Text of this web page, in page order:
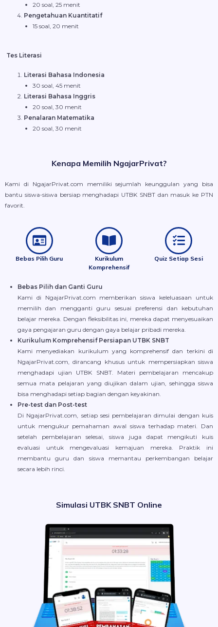
20 soal, 25 menit
Pengetahuan Kuantitatif
15 soal, 20 menit
Tes Literasi
Literasi Bahasa Indonesia
30 soal, 45 menit
Literasi Bahasa Inggris
20 soal, 30 menit
Penalaran Matematika
20 soal, 30 menit
Kenapa Memilih NgajarPrivat?
Kami di NgajarPrivat.com memiliki sejumlah keunggulan yang bisa
bantu siswa-siswa bersiap menghadapi UTBK SNBT dan masuk ke PTN
favorit.
Bebas Pilih Guru
Kurikulum
Komprehensif
Quiz Setiap Sesi
Bebas Pilih dan Ganti Guru
Kami di NgajarPrivat.com memberikan siswa keleluasaan untuk
memilih dan mengganti guru sesuai preferensi dan kebutuhan
belajar mereka. Dengan fleksibilitas ini, mereka dapat menyesuaikan
gaya pengajaran guru dengan gaya belajar pribadi mereka.
Kurikulum Komprehensif Persiapan UTBK SNBT
Kami menyediakan kurikulum yang komprehensif dan terkini di
NgajarPrivat.com, dirancang khusus untuk mempersiapkan siswa
menghadapi ujian UTBK SNBT. Materi pembelajaran mencakup
semua mata pelajaran yang diujikan dalam ujian, sehingga siswa
bisa menghadapi setiap bagian dengan keyakinan.
Pre-test dan Post-test
Di NgajarPrivat.com, setiap sesi pembelajaran dimulai dengan kuis
untuk mengukur pemahaman awal siswa terhadap materi. Dan
setelah pembelajaran selesai, siswa juga dapat mengikuti kuis
evaluasi untuk mengevaluasi kemajuan mereka. Praktik ini
membantu guru dan siswa memantau perkembangan belajar
secara lebih rinci.
Simulasi UTBK SNBT Online